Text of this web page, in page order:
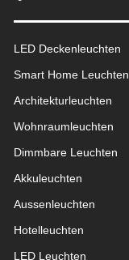
LED Deckenleuchten
Smart Home Leuchten
Architekturleuchten
Wohnraum­leuchten
Dimmbare Leuchten
Akkuleuchten
Aussen­leuchten
Hotelleuchten
LED Leuchten